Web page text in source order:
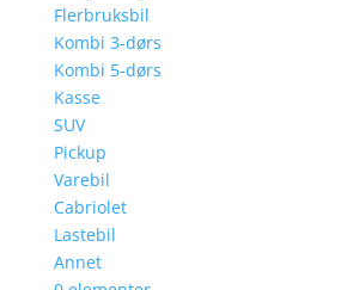
Flerbruksbil
Kombi 3-dørs
Kombi 5-dørs
Kasse
SUV
Pickup
Varebil
Cabriolet
Lastebil
Annet